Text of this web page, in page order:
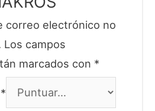
correo electrónico no
Los campos
marcados con *
*